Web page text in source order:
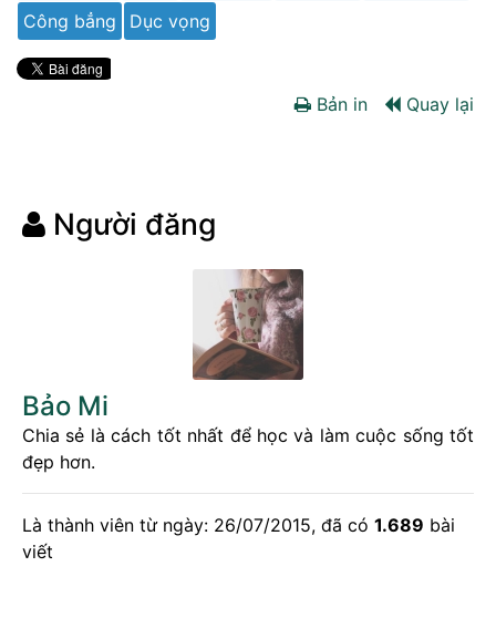
Công bẳng
Dục vọng
Bản in Quay lại
Người đăng
Bảo Mi
Chia sẻ là cách tốt nhất để học và làm cuộc sống tốt
đẹp hơn.
Là thành viên từ ngày: 26/07/2015, đã có 1.689 bài
viết